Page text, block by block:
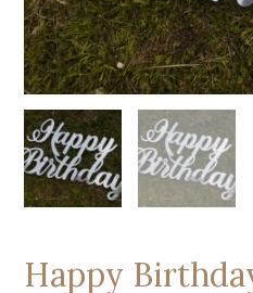
Happy